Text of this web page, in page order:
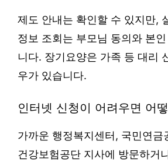
제도 안내는 확인할 수 있지만,
정보 조회는 부모님 동의와 본
니다. 장기요양은 가족 등 대리
우가 있습니다.
인터넷 신청이 어려우면 어
가까운 행정복지센터, 국민연금
건강보험공단 지사에 방문하거